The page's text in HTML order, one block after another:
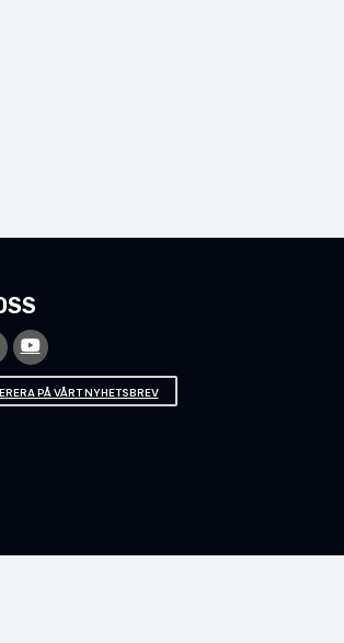
PÅ VÅRT NYHETSBREV